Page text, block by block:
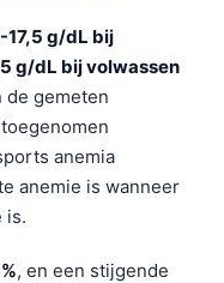
17,5 g/dL bij
g/dL bij volwassen
de gemeten
anemia
anemie is wanneer
is.
, en een stijgende